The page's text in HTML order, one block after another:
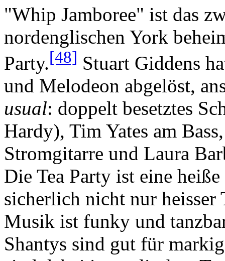
"Whip Jamboree" ist das
nordenglischen York
Party.[48] Stuart Giddens
und Melodeon abgelöst,
usual: doppelt besetztes
Hardy), Tim Yates am
Stromgitarre und Laura
Die Tea Party ist eine
sicherlich nicht nur
Musik ist funky und
Shantys sind gut für